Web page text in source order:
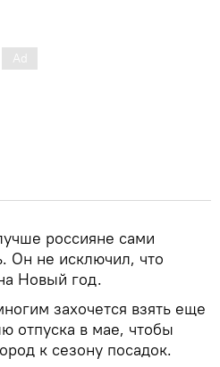
россияне сами
Он не исключил, что
Новый год.
захочется взять еще
отпуска в мае, чтобы
к сезону посадок.